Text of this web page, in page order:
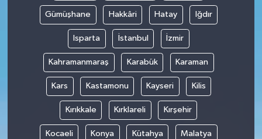
Gümüşhane Hakkâri Hatay Iğdır
Isparta İstanbul İzmir
Kahramanmaraş Karabük Karaman
Kars Kastamonu Kayseri Kilis
Kırıkkale Kırklareli Kırşehir
Kocaeli Konya Kütahya Malatya